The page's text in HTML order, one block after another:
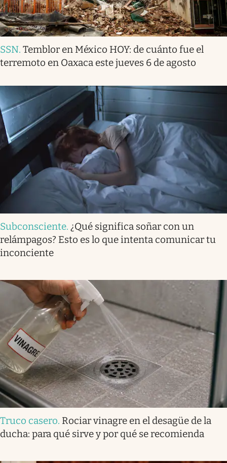
SSN. Temblor en México HOY: de cuánto fue el
terremoto en Oaxaca este jueves 6 de agosto
Subconsciente. ¿Qué significa soñar con un
relámpagos? Esto es lo que intenta comunicar tu
inconciente
Truco casero. Rociar vinagre en el desagüe de la
ducha: para qué sirve y por qué se recomienda